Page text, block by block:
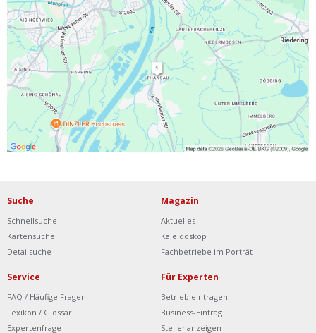
Ist Ihre Werkstatt schon dabei?
Kostenlos eintragen
Werkstatt Login
Suche
Schnellsuche
Kartensuche
Detailsuche
Magazin
Aktuelles
Kaleidoskop
Fachbetriebe im Porträt
Service
FAQ / Häufige Fragen
Lexikon / Glossar
Expertenfrage
Für Experten
Betrieb eintragen
Business-Eintrag
Stellenanzeigen